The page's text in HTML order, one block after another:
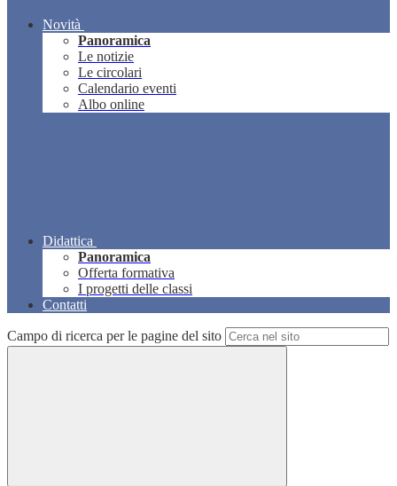
Novità
Panoramica
Le notizie
Le circolari
Calendario eventi
Albo online
Didattica
Panoramica
Offerta formativa
I progetti delle classi
Contatti
Campo di ricerca per le pagine del sito